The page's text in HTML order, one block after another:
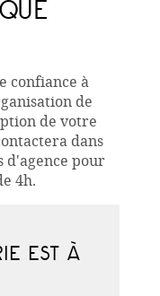
confiance à
de
de votre
dans
d'agence pour
4h.
EST À